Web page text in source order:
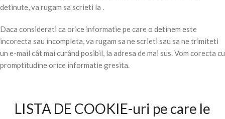
detinute, va rugam sa scrieti la .
Daca considerati ca orice informatie pe care o detinem este
incorecta sau incompleta, va rugam sa ne scrieti sau sa ne trimiteti
un e-mail cât mai curând posibil, la adresa de mai sus. Vom corecta cu
promptitudine orice informatie gresita.
LISTA DE COOKIE-uri pe care le